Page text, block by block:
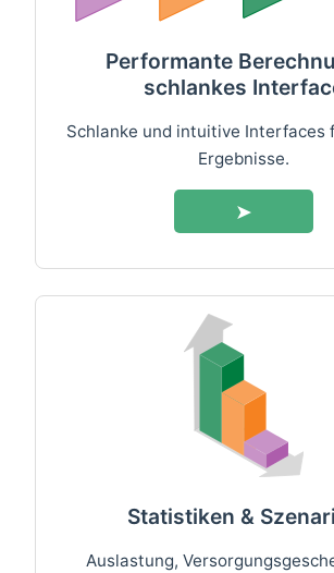
Performante
schlankes
Schlanke und intuitive Interfaces
Ergebnisse.
➤
Statistiken &
Auslastung,